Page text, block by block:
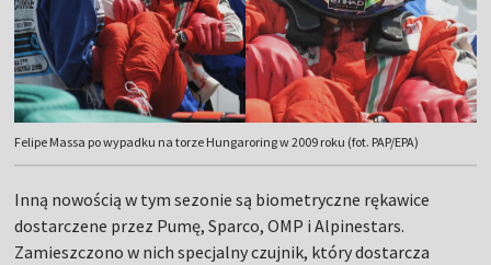
Felipe Massa po wypadku na torze Hungaroring w 2009 roku (fot. PAP/EPA)
Inną nowością w tym sezonie są biometryczne rękawice
dostarczene przez Pumę, Sparco, OMP i Alpinestars.
Zamieszczono w nich specjalny czujnik, który dostarcza